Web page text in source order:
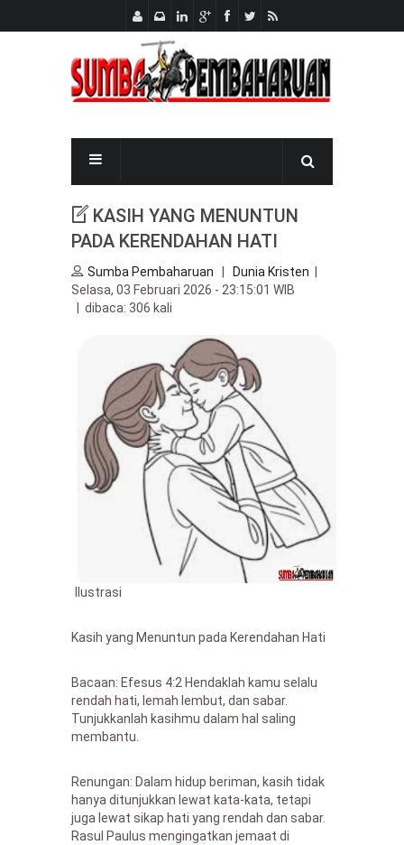
KASIH YANG MENUNTUN
PADA KERENDAHAN HATI
Sumba Pembaharuan Dunia Kristen
Selasa, 03 Februari 2026 - 23:15:01 WIB
| dibaca: 306 kali
Ilustrasi
Kasih yang Menuntun pada Kerendahan Hati
Bacaan: Efesus 4:2 Hendaklah kamu selalu
rendah hati, lemah lembut, dan sabar.
Tunjukkanlah kasihmu dalam hal saling
membantu.
Renungan: Dalam hidup beriman, kasih tidak
hanya ditunjukkan lewat kata-kata, tetapi
juga lewat sikap hati yang rendah dan sabar.
Rasul Paulus mengingatkan jemaat di